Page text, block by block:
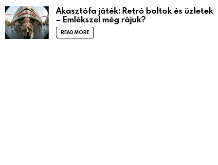
Akasztófa játék: Retró boltok és üzletek
– Emlékszel még rájuk?
READ MORE